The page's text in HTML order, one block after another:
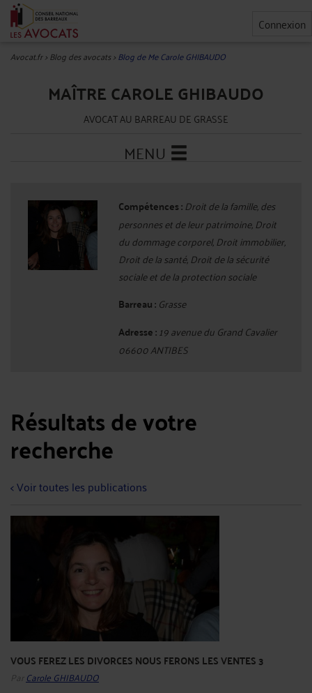
Connexion
Avocat.fr>Blog des avocats>Blog de Me Carole GHIBAUDO
MAÎTRE CAROLE GHIBAUDO
AVOCAT AU BARREAU DE GRASSE
MENU
Compétences : Droit de la famille, des
personnes et de leur patrimoine, Droit
du dommage corporel, Droit immobilier,
Droit de la santé, Droit de la sécurité
sociale et de la protection sociale
Barreau : Grasse
Adresse :19 avenue du Grand Cavalier
06600 ANTIBES
Résultats de votre
recherche
< Voir toutes les publications
VOUS FEREZ LES DIVORCES NOUS FERONS LES VENTES 3
Par Carole GHIBAUDO